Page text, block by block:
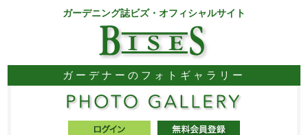
ガーデニング誌ビズ・オフィシャルサイト
ガーデナーのフォトギャラリー